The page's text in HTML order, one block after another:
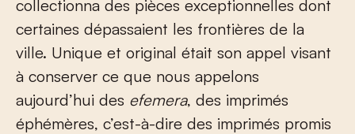
collectionna des pièces exceptionnelles dont
certaines dépassaient les frontières de la
ville. Unique et original était son appel visant
à conserver ce que nous appelons
aujourd’hui des efemera, des imprimés
éphémères, c’est-à-dire des imprimés promis